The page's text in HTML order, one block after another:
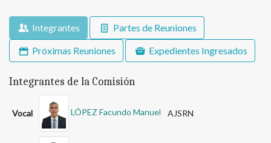
Integrantes
Partes de Reuniones
Próximas Reuniones
Expedientes Ingresados
Integrantes de la Comisión
Vocal LÓPEZ Facundo Manuel AJSRN